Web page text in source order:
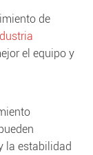
de
el equipo y
la estabilidad